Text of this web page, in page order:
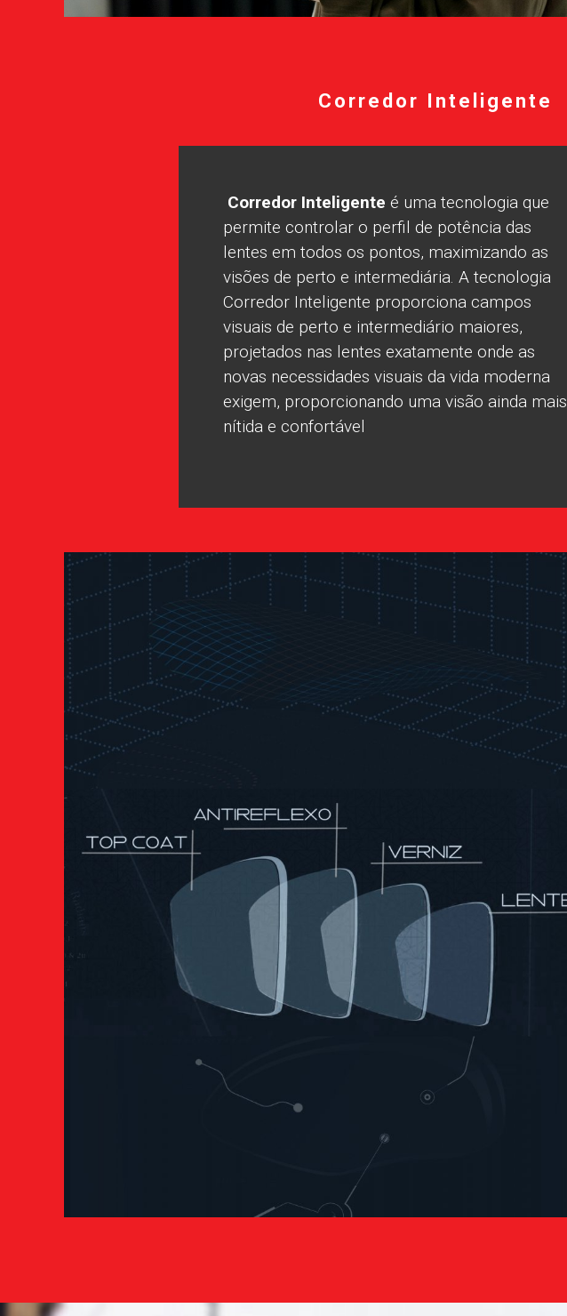
Corredor Inteligente
Corredor Inteligente é uma tecnologia que
permite controlar o perfil de potência das
lentes em todos os pontos, maximizando as
visões de perto e intermediária. A tecnologia
Corredor Inteligente proporciona campos
visuais de perto e intermediário maiores,
projetados nas lentes exatamente onde as
novas necessidades visuais da vida moderna
exigem, proporcionando uma visão ainda mais
nítida e confortável